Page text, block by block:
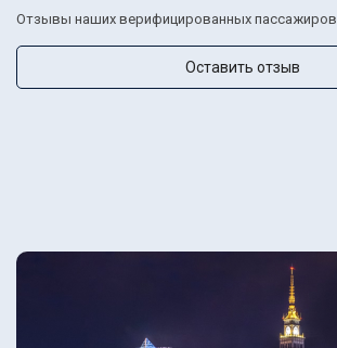
Отзывы наших верифицированных пассажиров
Оставить отзыв